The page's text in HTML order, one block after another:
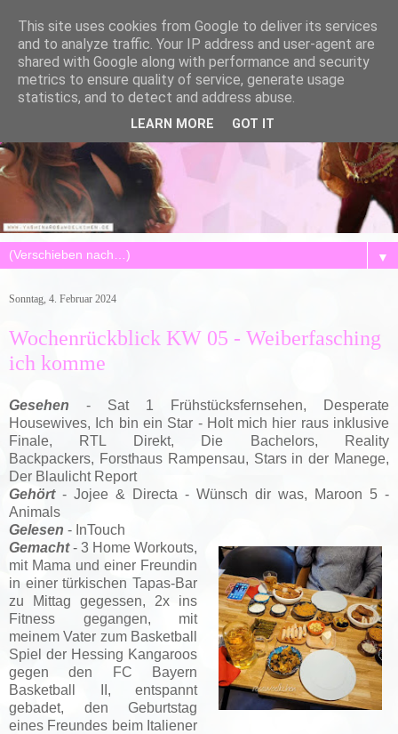
▼
Sonntag, 4. Februar 2024
Wochenrückblick KW 05 - Weiberfasching
ich komme
Gesehen - Sat 1 Frühstücksfernsehen, Desperate
Housewives, Ich bin ein Star - Holt mich hier raus inklusive
Finale, RTL Direkt, Die Bachelors,
Reality
Backpackers, Forsthaus Rampensau, Stars in der Manege,
Der Blaulicht Report
Gehört- Jojee & Directa - Wünsch dir was, Maroon 5 -
Animals
Gelesen - InTouch
Gemacht- 3 Home Workouts,
mit Mama und einer Freundin
in einer türkischen Tapas-Bar
zu Mittag gegessen, 2x ins
Fitness gegangen, mit
meinem Vater zum Basketball
Spiel der Hessing Kangaroos
gegen den FC Bayern
Basketball II, entspannt
gebadet, den Geburtstag
eines Freundes beim Italiener
This site uses cookies from Google to deliver its services
and to analyze traffic. Your IP address and user-agent are
shared with Google along with performance and security
metrics to ensure quality of service, generate usage
statistics, and to detect and address abuse.
LEARN MORE GOT IT